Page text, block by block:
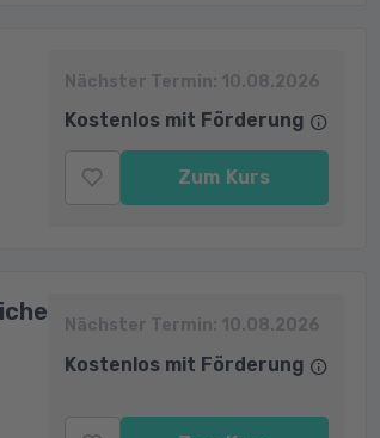
Nächster Termin: 10.08.2026
Kostenlos mit Förderung
Zum Kurs
Nächster Termin: 10.08.2026
Kostenlos mit Förderung